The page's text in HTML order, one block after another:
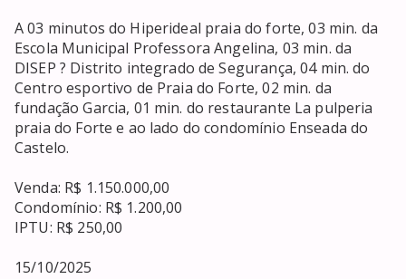
A 03 minutos do Hiperideal praia do forte, 03 min. da
Escola Municipal Professora Angelina, 03 min. da
DISEP ? Distrito integrado de Segurança, 04 min. do
Centro esportivo de Praia do Forte, 02 min. da
fundação Garcia, 01 min. do restaurante La pulperia
praia do Forte e ao lado do condomínio Enseada do
Castelo.
Venda: R$ 1.150.000,00
Condomínio: R$ 1.200,00
IPTU: R$ 250,00
15/10/2025